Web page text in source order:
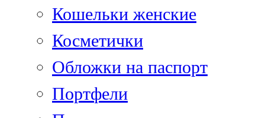
Кошельки женские
Косметички
Обложки на паспорт
Портфели